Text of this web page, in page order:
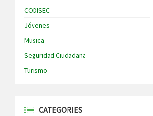
CODISEC
Jóvenes
Musica
Seguridad Ciudadana
Turismo
CATEGORIES